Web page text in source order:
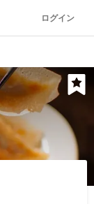
ログイン